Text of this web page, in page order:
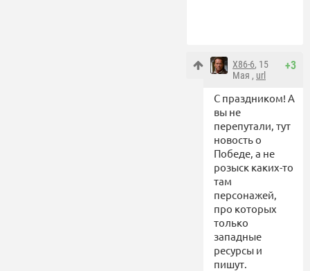
+3
X86-6, 15
Мая , url
С праздником! А
вы не
перепутали, тут
новость о
Победе, а не
розыск каких-то
там
персонажей,
про которых
только
западные
ресурсы и
пишут.